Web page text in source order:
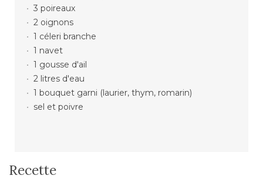
3 poireaux
2 oignons
1 céleri branche
1 navet
1 gousse d'ail
2 litres d'eau
1 bouquet garni (laurier, thym, romarin)
sel et poivre
Recette